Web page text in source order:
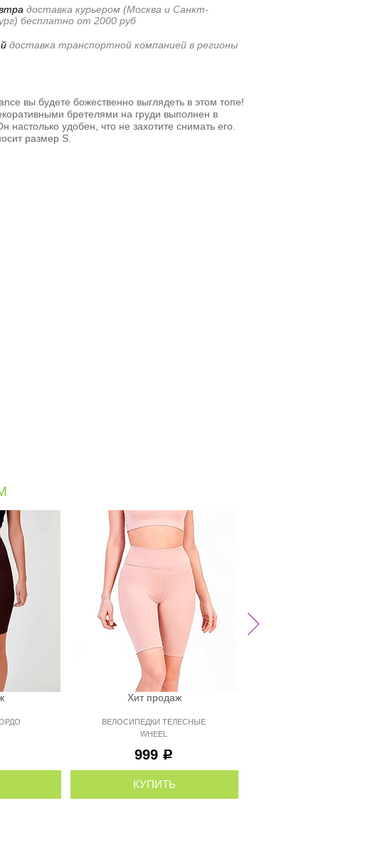
доставка курьером (Москва и Санкт-
бесплатно от 2000 руб
доставка транспортной компанией в регионы
вы будете божественно выглядеть в этом топе!
бретелями на груди выполнен в
настолько удобен, что не захотите снимать его.
размер S.
Хит продаж
ВЕЛОСИПЕДКИ ТЕЛЕСНЫЕ
WHEEL
999 Р
КУПИТЬ